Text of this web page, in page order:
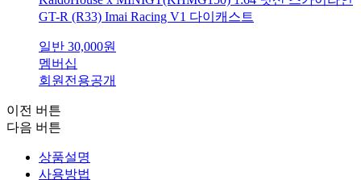
GT-R (R33) Imai Racing V1 다이캐스트
일반 30,000원
멤버십
회원전용공개
이전 버튼
다음 버튼
상품설명
사용방법